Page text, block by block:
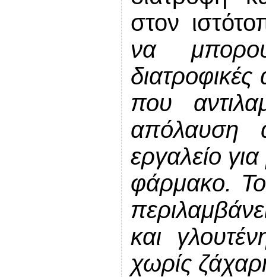
στον
να
που
απόλαυση
εργαλείο
φάρμακο.
και
χωρίς